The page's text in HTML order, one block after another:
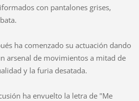
con pantalones grises,
ha comenzado su actuación dando
arsenal de movimientos a mitad de
y la furia desatada.
ha envuelto la letra de "Me